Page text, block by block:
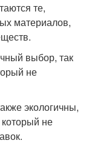
те,
материалов,
выбор, так
не
экологичны,
не